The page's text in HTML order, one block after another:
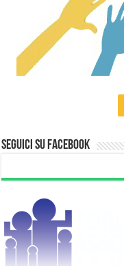
Seguici su Facebook